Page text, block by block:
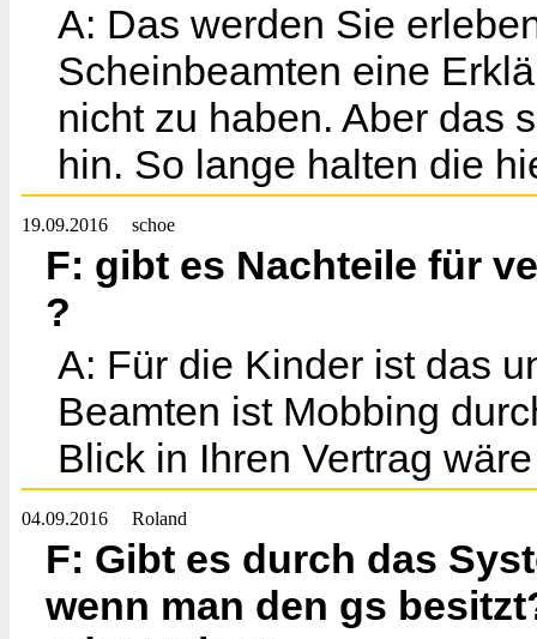
A: Das werden Sie
Scheinbeamten eine
nicht zu haben. Aber das
hin. So lange halten die
19.09.2016 schoe
F: gibt es Nachteile für
?
A: Für die Kinder ist das
Beamten ist Mobbing
Blick in Ihren Vertrag
04.09.2016 Roland
F: Gibt es durch das
wenn man den gs